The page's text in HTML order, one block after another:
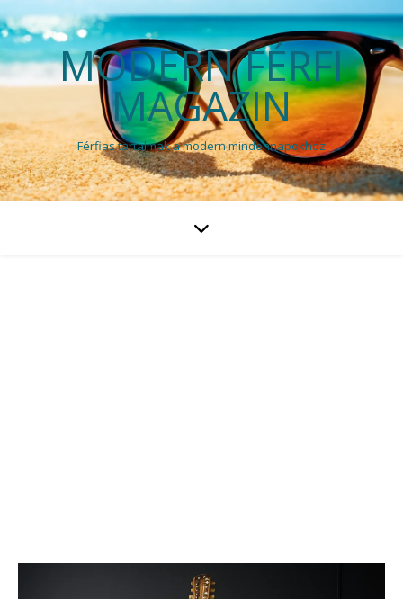
MODERN FÉRFI
MAGAZIN
Férfias tartalmak a modern mindennapokhoz